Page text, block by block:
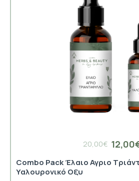
20,00€
Combo Pack Έλαιο Αγριο
Υαλουρονικό Οξυ